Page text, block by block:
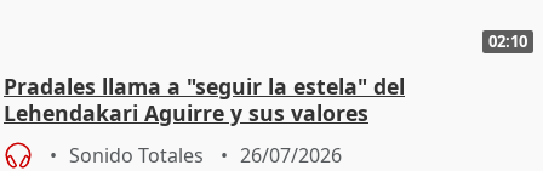
02:10
Pradales llama a "seguir la estela" del
Lehendakari Aguirre y sus valores
Sonido Totales 26/07/2026